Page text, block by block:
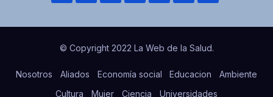
© Copyright 2022 La Web de la Salud.
Nosotros Aliados Economía social Educacion
Ambiente
Cultura
Mujer Ciencia Universidades